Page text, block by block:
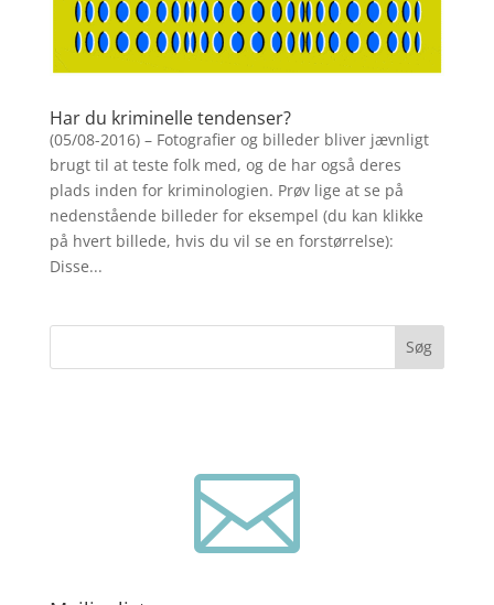
Har du kriminelle tendenser?
(05/08-2016) – Fotografier og billeder bliver jævnligt
brugt til at teste folk med, og de har også deres
plads inden for kriminologien. Prøv lige at se på
nedenstående billeder for eksempel (du kan klikke
på hvert billede, hvis du vil se en forstørrelse):
Disse...
Søg
